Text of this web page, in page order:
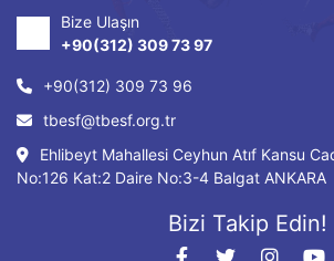
Bize Ulaşın
+90(312) 309 73 97
+90(312) 309 73 96
tbesf@tbesf.org.tr
Ehlibeyt Mahallesi Ceyhun Atıf Kansu
No:126 Kat:2 Daire No:3-4 Balgat ANKARA
Bizi Takip Edin!